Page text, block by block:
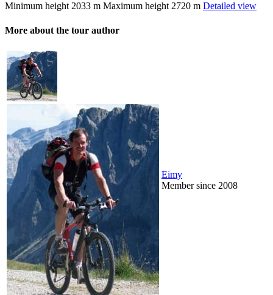
Minimum height 2033 m Maximum height 2720 m Detailed view
More about the tour author
Eimy
Member since 2008